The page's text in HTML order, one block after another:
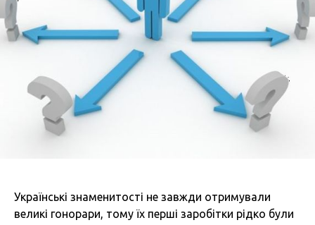
Українські знаменитості не завжди отримували
великі гонорари, тому їх перші заробітки рідко були